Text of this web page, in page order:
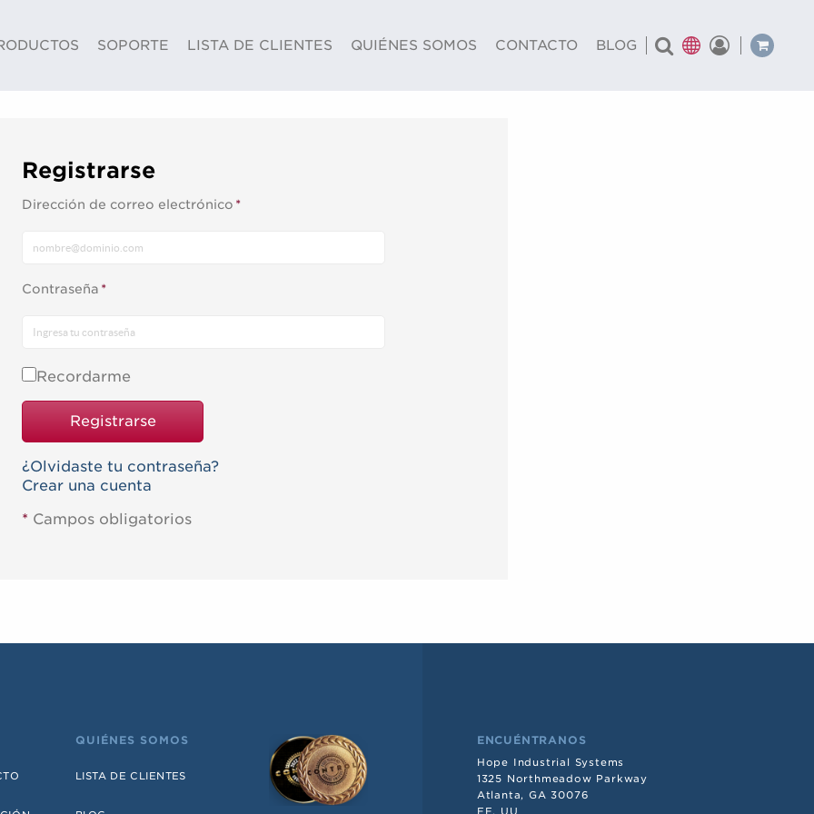
SOPORTE LISTA DE CLIENTES QUIÉNES SOMOS CONTACTO BLOG
Registrarse
Dirección de correo electrónico *
Contraseña *
Recordarme
Registrarse
¿Olvidaste tu contraseña?
Crear una cuenta
* Campos obligatorios
QUIÉNES SOMOS
LISTA DE CLIENTES
ENCUÉNTRANOS
Hope Industrial Systems
1325 Northmeadow Parkway
Atlanta, GA 30076
EE. UU